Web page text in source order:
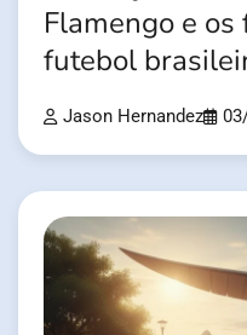
Flamengo e
futebol
Jason Hernandez